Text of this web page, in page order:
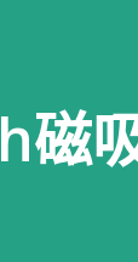
磁